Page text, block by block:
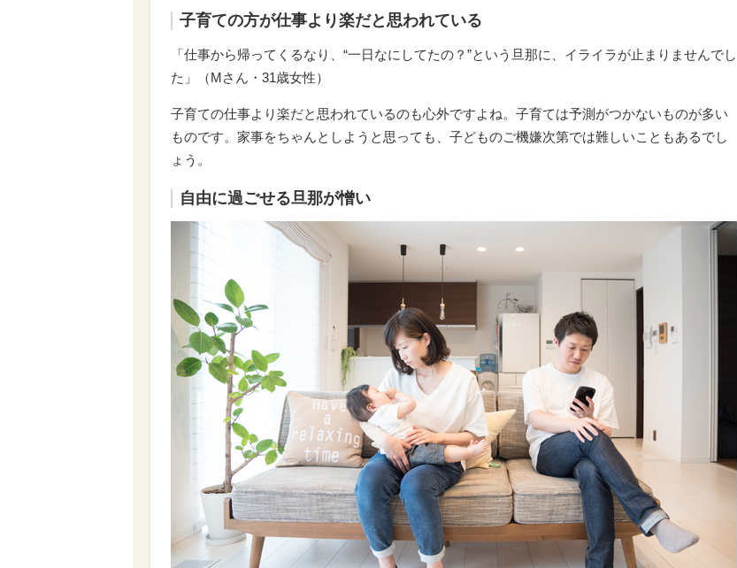
子育ての方が仕事より楽だと思われている
「仕事から帰ってくるなり、“一日なにしてたの？”という旦那に、イライラが止まりませんでし
た」（Mさん・31歳女性）
子育ての仕事より楽だと思われているのも心外ですよね。子育ては予測がつかないものが多い
ものです。家事をちゃんとしようと思っても、子どものご機嫌次第では難しいこともあるでし
ょう。
自由に過ごせる旦那が憎い